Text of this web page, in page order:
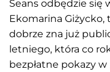
Seans odbędzie się
Ekomarina Giżycko,
dobrze zna już
letniego, która co
bezpłatne pokazy w